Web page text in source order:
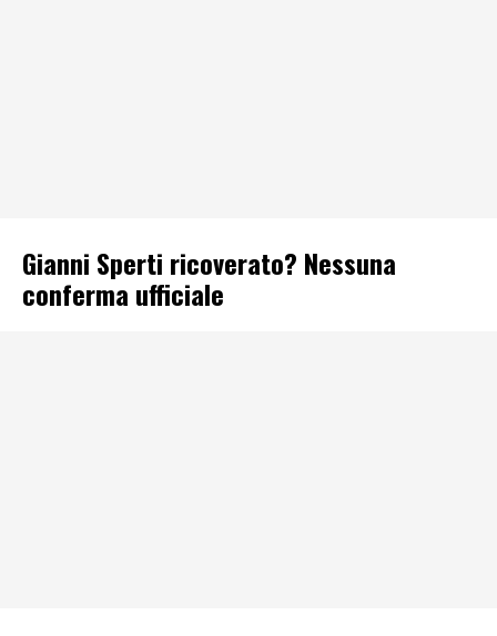
Gianni Sperti ricoverato? Nessuna
conferma ufficiale